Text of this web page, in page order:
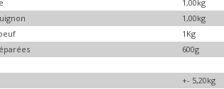
1,00kg
1,00kg
1Kg
600g
+- 5,20kg